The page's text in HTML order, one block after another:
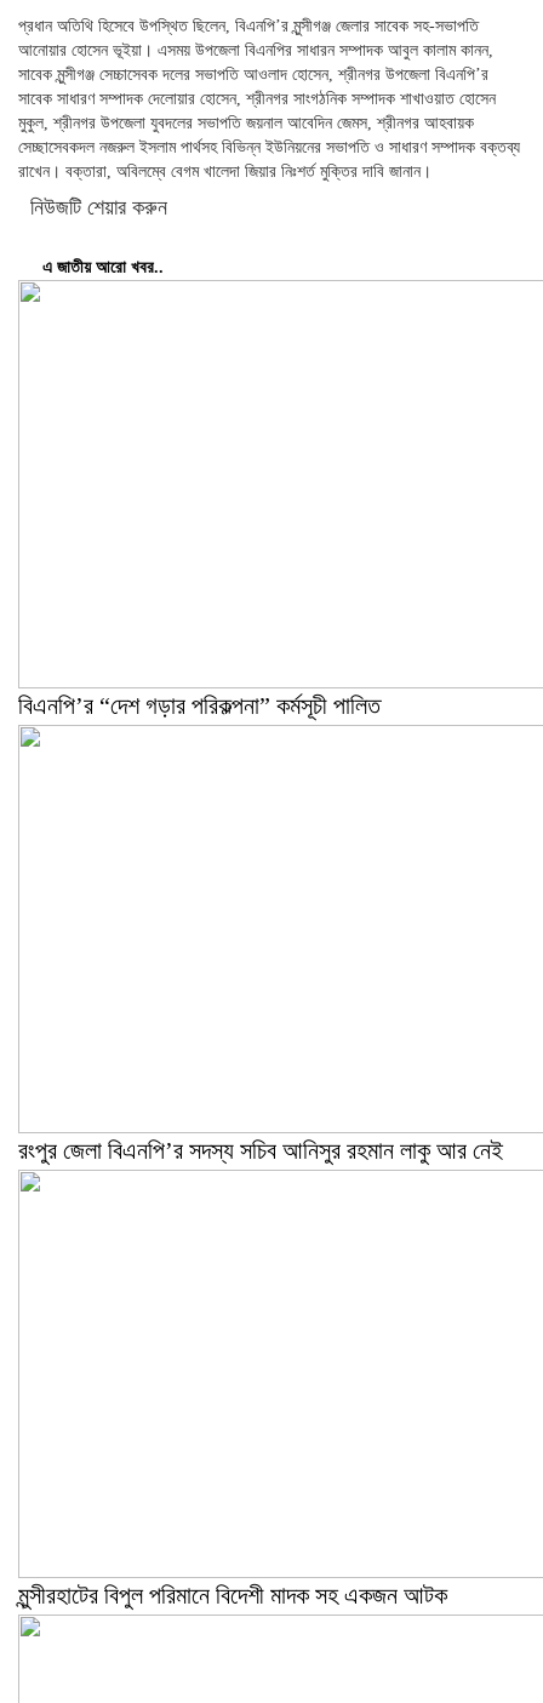
প্রধান অতিথি হিসেবে উপস্থিত ছিলেন, বিএনপি’র মুন্সীগঞ্জ জেলার সাবেক সহ-সভাপতি
আনোয়ার হোসেন ভূইয়া। এসময় উপজেলা বিএনপির সাধারন সম্পাদক আবুল কালাম কানন,
সাবেক মুন্সীগঞ্জ সেচ্চাসেবক দলের সভাপতি আওলাদ হোসেন, শ্রীনগর উপজেলা বিএনপি’র
সাবেক সাধারণ সম্পাদক দেলোয়ার হোসেন, শ্রীনগর সাংগঠনিক সম্পাদক শাখাওয়াত হোসেন
মুকুল, শ্রীনগর উপজেলা যুবদলের সভাপতি জয়নাল আবেদিন জেমস, শ্রীনগর আহবায়ক
সেচ্ছাসেবকদল নজরুল ইসলাম পার্থসহ বিভিন্ন ইউনিয়নের সভাপতি ও সাধারণ সম্পাদক বক্তব্য
রাখেন। বক্তারা, অবিলম্বে বেগম খালেদা জিয়ার নিঃশর্ত মুক্তির দাবি জানান।
নিউজটি শেয়ার করুন
এ জাতীয় আরো খবর..
বিএনপি’র “দেশ গড়ার পরিকল্পনা” কর্মসূচী পালিত
রংপুর জেলা বিএনপি’র সদস্য সচিব আনিসুর রহমান লাকু আর নেই
মুন্সীরহাটের বিপুল পরিমানে বিদেশী মাদক সহ একজন আটক